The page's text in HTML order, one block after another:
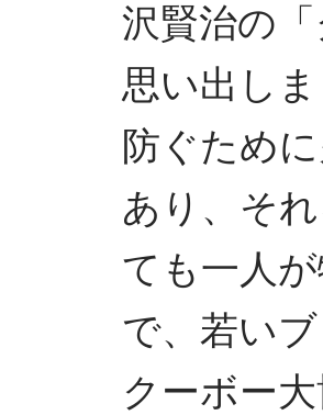
沢賢治の
思い出し
防ぐため
あり、そ
ても一人
で、若い
クーボー